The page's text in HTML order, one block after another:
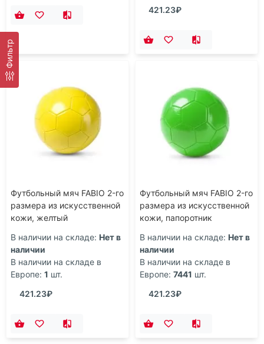
Фильтр
421.23₽
Футбольный мяч FABIO 2-го
размера из искусственной
кожи, желтый
В наличии на складе: Нет в
наличии
В наличии на складе в
Европе: 1 шт.
421.23₽
Футбольный мяч FABIO 2-го
размера из искусственной
кожи, папоротник
В наличии на складе: Нет в
наличии
В наличии на складе в
Европе: 7441 шт.
421.23₽